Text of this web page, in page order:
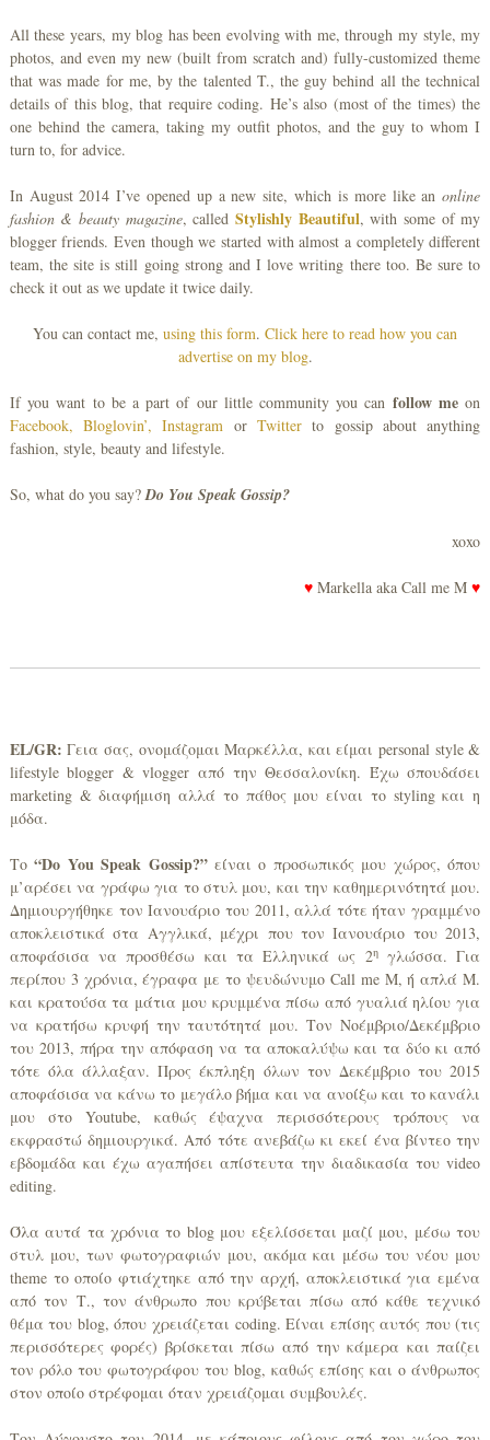
All these years, my blog has been evolving with me, through my style, my
photos, and even my new (built from scratch and) fully-customized theme
that was made for me, by the talented T., the guy behind all the technical
details of this blog, that require coding. He’s also (most of the times) the
one behind the camera, taking my outfit photos, and the guy to whom I
turn to, for advice.
In August 2014 I’ve opened up a new site, which is more like anonline
fashion & beauty magazine, calledStylishly Beautiful, with some of my
blogger friends. Even though we started with almost a completely different
team, the site is still going strong and I love writing there too. Be sure to
check it out as we update it twice daily.
You can contact me, using this form. Click here to read how you can
advertise on my blog.
If you want to be a part of our little community you can follow meon
Facebook, Bloglovin’, Instagram orTwitter to gossip about anything
fashion, style, beauty and lifestyle.
So, what do you say?Do You Speak Gossip?
xoxo
♥ Markella aka Call me M♥
EL/GR: Γεια σας, ονομάζομαι Μαρκέλλα, και είμαι personal style &
lifestyle blogger & vlogger από την Θεσσαλονίκη. Έχω σπουδάσει
marketing & διαφήμιση αλλά το πάθος μου είναι το styling και η
μόδα.
Το“Do You Speak Gossip?”είναι ο προσωπικός μου χώρος, όπου
μ’αρέσει να γράφω για το στυλ μου, και την καθημερινότητά μου.
Δημιουργήθηκε τον Ιανουάριο του 2011, αλλά τότε ήταν γραμμένο
αποκλειστικά στα Αγγλικά, μέχρι που τον Ιανουάριο του 2013,
αποφάσισα να προσθέσω και τα Ελληνικά ως 2ηγλώσσα. Για
περίπου 3 χρόνια, έγραφα με το ψευδώνυμο Call me M, ή απλά Μ.
και κρατούσα τα μάτια μου κρυμμένα πίσω από γυαλιά ηλίου για
να κρατήσω κρυφή την ταυτότητά μου. Τον Νοέμβριο/Δεκέμβριο
του 2013, πήρα την απόφαση να τα αποκαλύψω και τα δύο κι από
τότε όλα άλλαξαν. Προς έκπληξη όλων τον Δεκέμβριο του 2015
αποφάσισα να κάνω το μεγάλο βήμα και να ανοίξω και το κανάλι
μου στο Youtube, καθώς έψαχνα περισσότερους τρόπους να
εκφραστώ δημιουργικά. Από τότε ανεβάζω κι εκεί ένα βίντεο την
εβδομάδα και έχω αγαπήσει απίστευτα την διαδικασία του video
editing.
Όλα αυτά τα χρόνια το blog μου εξελίσσεται μαζί μου, μέσω του
στυλ μου, των φωτογραφιών μου, ακόμα και μέσω του νέου μου
theme το οποίο φτιάχτηκε από την αρχή, αποκλειστικά για εμένα
από τον Τ., τον άνθρωπο που κρύβεται πίσω από κάθε τεχνικό
θέμα του blog, όπου χρειάζεται coding. Είναι επίσης αυτός που (τις
περισσότερες φορές) βρίσκεται πίσω από την κάμερα και παίζει
τον ρόλο του φωτογράφου του blog, καθώς επίσης και ο άνθρωπος
στον οποίο στρέφομαι όταν χρειάζομαι συμβουλές.